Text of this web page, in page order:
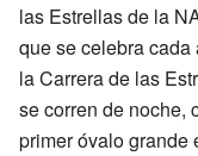
las Estrellas de la
que se celebra
la Carrera de las
se corren de noche,
primer óvalo grande